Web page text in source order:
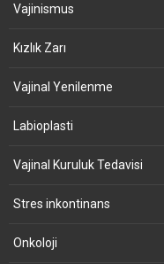
Vajinismus
Kızlık Zarı
Vajinal Yenilenme
Labioplasti
Vajinal Kuruluk Tedavisi
Stres inkontinans
Onkoloji